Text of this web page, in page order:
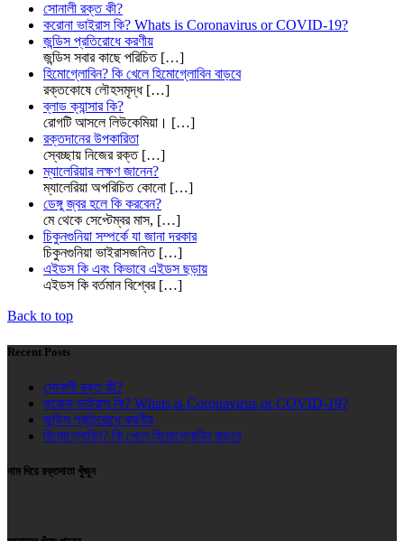
সোনালী রক্ত কী?
করোনা ভাইরাস কি? Whats is Coronavirus or COVID-19?
জন্ডিস প্রতিরোধে করণীয়
জন্ডিস সবার কাছে পরিচিত […]
হিমোগ্লোবিন? কি খেলে হিমোগ্লোবিন বাড়বে
রক্তকোষে লৌহসমৃদ্ধ […]
ব্লাড ক্যান্সার কি?
রোগটি আসলে লিউকেমিয়া। […]
রক্তদানের উপকারিতা
স্বেচ্ছায় নিজের রক্ত […]
ম্যালেরিয়ার লক্ষণ জানেন?
ম্যালেরিয়া অপরিচিত কোনো […]
ডেঙ্গু জ্বর হলে কি করবেন?
মে থেকে সেপ্টেম্বর মাস, […]
চিকুনগুনিয়া সম্পর্কে যা জানা দরকার
চিকুনগুনিয়া ভাইরাসজনিত […]
এইডস কি এবং কিভাবে এইডস ছড়ায়
এইডস কি বর্তমান বিশ্বের […]
Back to top
Recent Posts
সোনালী রক্ত কী?
করোনা ভাইরাস কি? Whats is Coronavirus or COVID-19?
জন্ডিস প্রতিরোধে করণীয়
হিমোগ্লোবিন? কি খেলে হিমোগ্লোবিন বাড়বে
নাম দিয়ে রক্তদাতা খুঁজুন